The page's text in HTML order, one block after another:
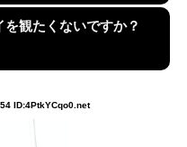
観たくないですか？
ID:4PtkYCqo0.net